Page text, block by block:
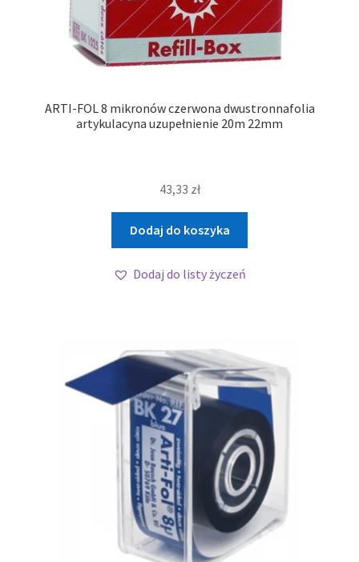
ARTI-FOL 8 mikronów czerwona dwustronnafolia
artykulacyna uzupełnienie 20m 22mm
43,33 zł
Dodaj do koszyka
Dodaj do listy życzeń